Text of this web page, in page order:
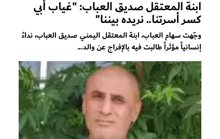
ابنة المعتقل صديق العباب: "غياب أبي
كسر أسرتنا.. نريده بيننا"
وجّهت سهام العباب، ابنة المعتقل اليمني صديق العباب، نداءً
إنسانياً مؤثراً طالبت فيه بالإفراج عن والد...